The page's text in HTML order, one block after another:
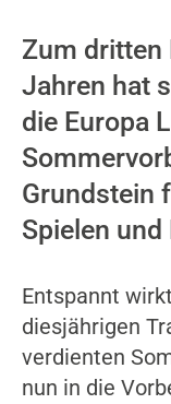
Zum dritten
Jahren hat
die Europa
Grundstein
Spielen und
Entspannt
diesjährigen
verdienten
nun in die